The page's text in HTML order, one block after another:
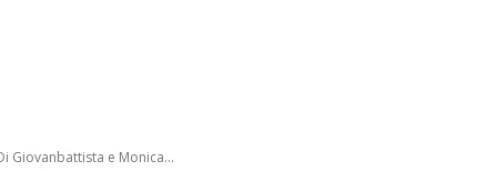
Giovanbattista e Monica...